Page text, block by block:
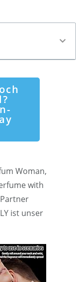
Woman,
with
ist unser